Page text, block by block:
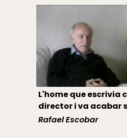
L'home que escrivia
director i va acabar
Rafael Escobar